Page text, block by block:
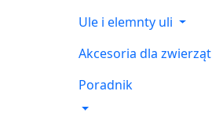
Ule i elemnty uli
Akcesoria dla zwierząt
Poradnik